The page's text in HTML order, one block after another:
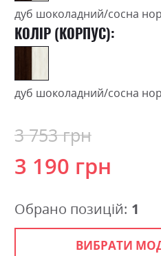
дуб шоколадний/сосна
КОЛІР (КОРПУС):
дуб шоколадний/сосна
3 190 грн
3 753 грн
ВИБРАТИ
Обрано позицій: 1